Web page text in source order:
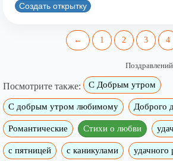
Создать открытку
← 1 2 3 4
Посмотрите также: С Добрым утром
C добрым утром любимому Доброго
Романтические Стихи о любви
c пятницей с каникулами удачного